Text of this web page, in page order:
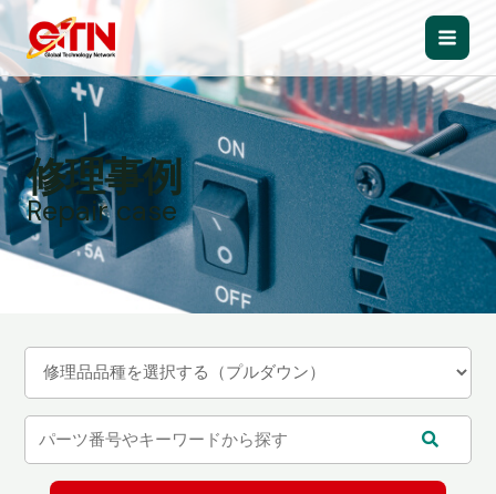
内
容
を
ス
キ
ッ
プ
Main
修理事例
Repair case